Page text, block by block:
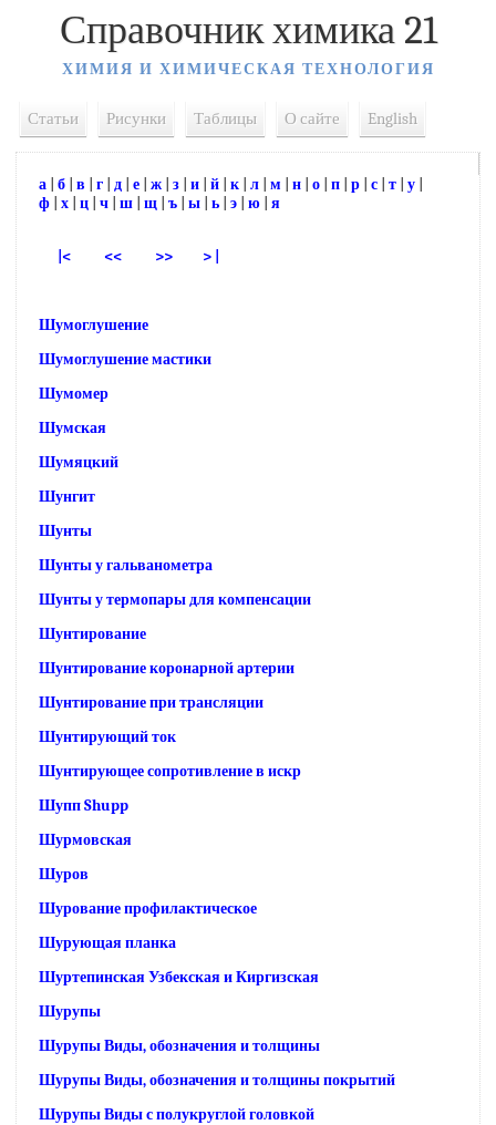
Справочник химика 21
ХИМИЯ И ХИМИЧЕСКАЯ ТЕХНОЛОГИЯ
Статьи Рисунки Таблицы О сайте English
а б в г д е ж з и й к л м н о п р с т у
ф х ц ч ш щ ъ ы ь э ю я
|< << >> > |
Шумоглушение
Шумоглушение мастики
Шумомер
Шумская
Шумяцкий
Шунгит
Шунты
Шунты у гальванометра
Шунты у термопары для компенсации
Шунтирование
Шунтирование коронарной артерии
Шунтирование при трансляции
Шунтирующий ток
Шунтирующее сопротивление в искр
Шупп Shupp
Шурмовская
Шуров
Шурование профилактическое
Шурующая планка
Шуртепинская Узбекская и Киргизская
Шурупы
Шурупы Виды, обозначения и толщины
Шурупы Виды, обозначения и толщины покрытий
Шурупы Виды с полукруглой головкой